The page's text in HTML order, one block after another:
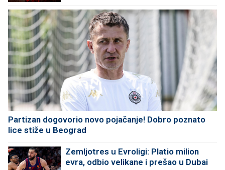
Partizan dogovorio novo pojačanje! Dobro poznato
lice stiže u Beograd
Zemljotres u Evroligi: Platio milion
evra, odbio velikane i prešao u Dubai